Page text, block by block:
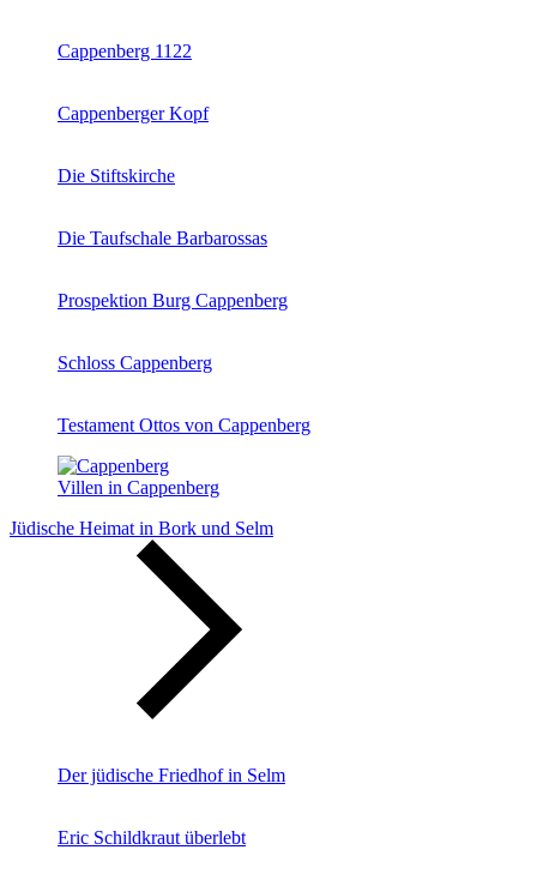
Cappenberg 1122
Cappenberger Kopf
Die Stiftskirche
Die Taufschale Barbarossas
Prospektion Burg Cappenberg
Schloss Cappenberg
Testament Ottos von Cappenberg
Villen in Cappenberg
Jüdische Heimat in Bork und Selm
Der jüdische Friedhof in Selm
Eric Schildkraut überlebt